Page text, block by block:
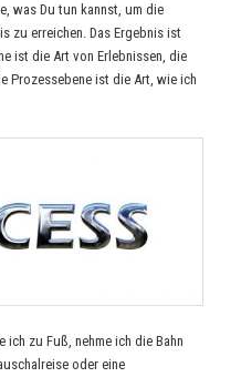
was Du tun kannst, um die
zu erreichen. Das Ergebnis ist
ist die Art von Erlebnissen, die
Prozessebene ist die Art, wie ich
zu Fuß, nehme ich die Bahn
oder eine